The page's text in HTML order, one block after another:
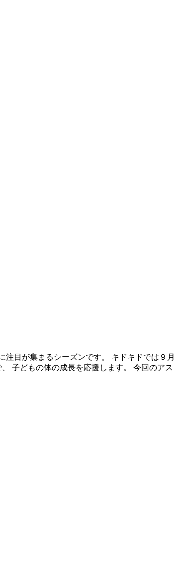
目が集まるシーズンです。 キドキドでは９月
子どもの体の成長を応援します。 今回のアス